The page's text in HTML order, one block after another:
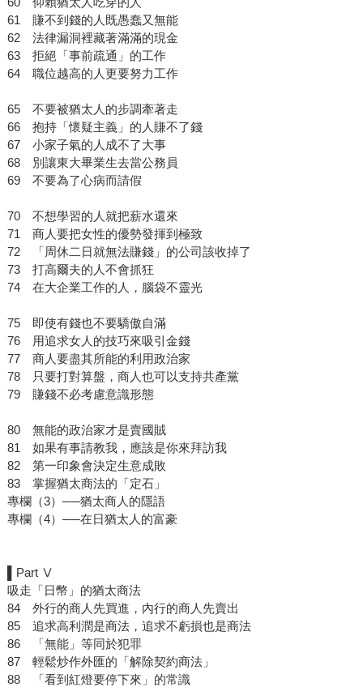
61 賺不到錢的人既愚蠢又無能
62 法律漏洞裡藏著滿滿的現金
63 拒絕「事前疏通」的工作
64 職位越高的人更要努力工作
65 不要被猶太人的步調牽著走
66 抱持「懷疑主義」的人賺不了錢
67 小家子氣的人成不了大事
68 別讓東大畢業生去當公務員
69 不要為了心病而請假
70 不想學習的人就把薪水還來
71 商人要把女性的優勢發揮到極致
72 「周休二日就無法賺錢」的公司該收掉了
73 打高爾夫的人不會抓狂
74 在大企業工作的人，腦袋不靈光
75 即使有錢也不要驕傲自滿
76 用追求女人的技巧來吸引金錢
77 商人要盡其所能的利用政治家
78 只要打對算盤，商人也可以支持共產黨
79 賺錢不必考慮意識形態
80 無能的政治家才是賣國賊
81 如果有事請教我，應該是你來拜訪我
82 第一印象會決定生意成敗
83 掌握猶太商法的「定石」
專欄（3）──猶太商人的隱語
專欄（4）──在日猶太人的富豪
▌Part Ⅴ
吸走「日幣」的猶太商法
84 外行的商人先買進，內行的商人先賣出
85 追求高利潤是商法，追求不虧損也是商法
86 「無能」等同於犯罪
87 輕鬆炒作外匯的「解除契約商法」
88 「看到紅燈要停下來」的常識